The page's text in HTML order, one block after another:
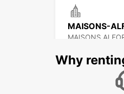
MAISONS-
MAISONS
Why